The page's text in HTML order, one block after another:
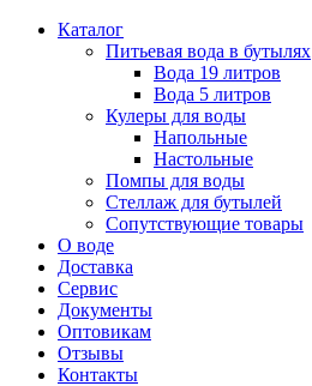
Каталог
Питьевая вода в бутылях
Вода 19 литров
Вода 5 литров
Кулеры для воды
Напольные
Настольные
Помпы для воды
Стеллаж для бутылей
Сопутствующие товары
О воде
Доставка
Сервис
Документы
Оптовикам
Отзывы
Контакты